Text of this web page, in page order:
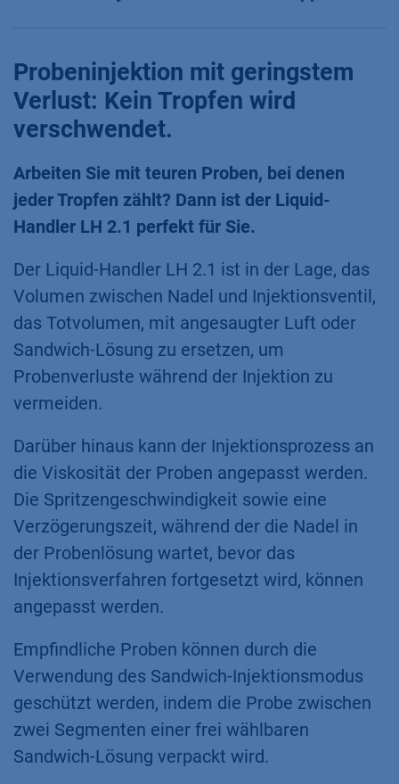
Probeninjektion mit geringstem
Verlust: Kein Tropfen wird
verschwendet.
Arbeiten Sie mit teuren Proben, bei denen
jeder Tropfen zählt? Dann ist der Liquid-
Handler LH 2.1 perfekt für Sie.
Der Liquid-Handler LH 2.1 ist in der Lage, das
Volumen zwischen Nadel und Injektionsventil,
das Totvolumen, mit angesaugter Luft oder
Sandwich-Lösung zu ersetzen, um
Probenverluste während der Injektion zu
vermeiden.
Darüber hinaus kann der Injektionsprozess an
die Viskosität der Proben angepasst werden.
Die Spritzengeschwindigkeit sowie eine
Verzögerungszeit, während der die Nadel in
der Probenlösung wartet, bevor das
Injektionsverfahren fortgesetzt wird, können
angepasst werden.
Empfindliche Proben können durch die
Verwendung des Sandwich-Injektionsmodus
geschützt werden, indem die Probe zwischen
zwei Segmenten einer frei wählbaren
Sandwich-Lösung verpackt wird.